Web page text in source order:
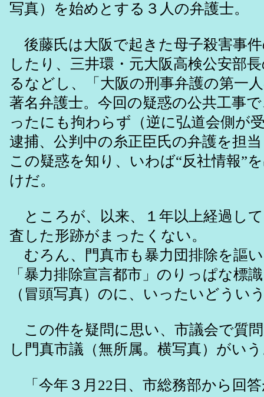
写真）を始めとする３人の弁護士。
後藤氏は大阪で起きた母子殺害事
したり、三井環・元大阪高検公安部
るなどし、「大阪の刑事弁護の第一
著名弁護士。今回の疑惑の公共工事
ったにも拘わらず（逆に弘道会側が
逮捕、公判中の糸正臣氏の弁護を担
この疑惑を知り、いわば“反社情報”
けだ。
ところが、以来、１年以上経過し
査した形跡がまったくない。
むろん、門真市も暴力団排除を謳
「暴力排除宣言都市」のりっぱな標
（冒頭写真）のに、いったいどうい
この件を疑問に思い、市議会で質
し門真市議（無所属。横写真）がい
「今年３月22日、市総務部から回